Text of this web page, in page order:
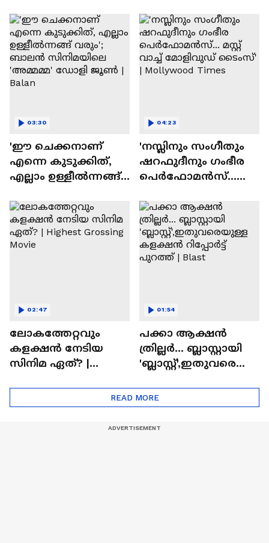
'ഈ ചെക്കനാണ്
എന്നെ കുടുക്കിത്,
എല്ലാം ഉള്ളീൽന്നങ്ങ്
സിനിമയിലെ
'അമ്മമ്മ' ഡോളി
ജൂൺ | Balan
03:30
'നസ്ലിനും സംഗീതും
ഷറഫുദീനും ഗംഭീര
പെർഫോമൻസ്...
ടൈംസ്' | Mollywood
Times
04:23
ലോകത്തേറ്റവും
കളക്ഷൻ നേടിയ
സിനിമ ഏത്? |
02:47
പക്കാ ആക്ഷൻ
ത്രില്ലർ... ബ്ലാസ്റ്റായി
'ബ്ലാസ്റ്റ്',ഇതുവരെയു
റിപ്പോർട്ട് പുറത്ത് |
Blast
01:54
READ MORE